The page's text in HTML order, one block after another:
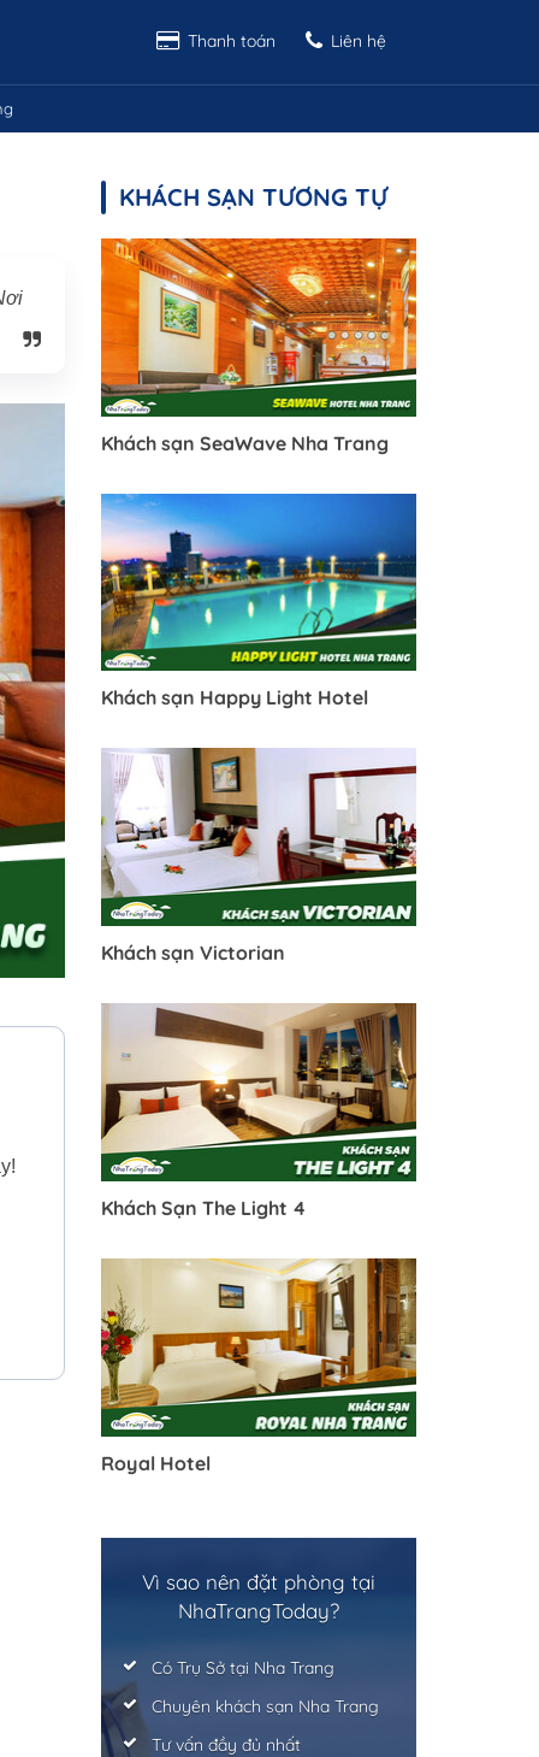
Thanh toán Liên hệ
KHÁCH SẠN TƯƠNG TỰ
Khách sạn SeaWave Nha Trang
Khách sạn Happy Light Hotel
Khách sạn Victorian
Khách Sạn The Light 4
Royal Hotel
Vì sao nên đặt phòng tại
NhaTrangToday?
Có Trụ Sở tại Nha Trang
Chuyên khách sạn Nha Trang
Tư vấn đầy đủ nhất